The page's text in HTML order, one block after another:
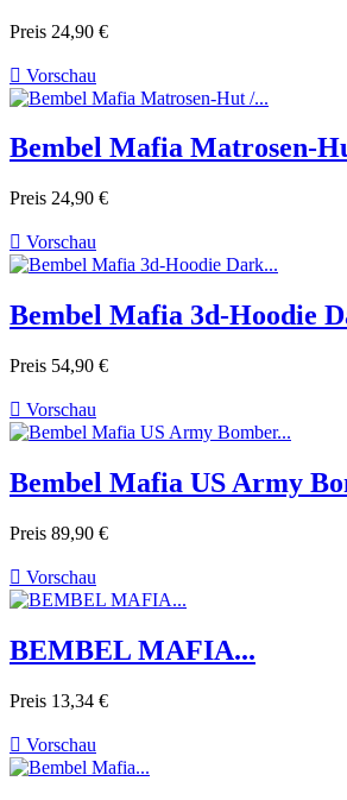
Preis 24,90 €
 Vorschau
Bembel Mafia Matrosen-
Preis 24,90 €
 Vorschau
Bembel Mafia 3d-Hoodie
Preis 54,90 €
 Vorschau
Bembel Mafia US Army
Preis 89,90 €
 Vorschau
BEMBEL MAFIA...
Preis 13,34 €
 Vorschau